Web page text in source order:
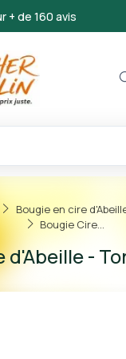
+ de 160 avis
Bougie en cire
Bougie Cire...
d'Abeille -